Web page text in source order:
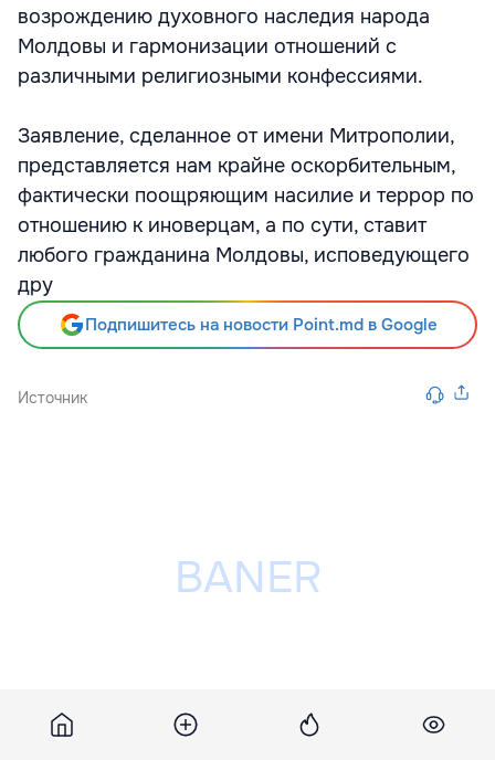
возрождению духовного наследия народа
Молдовы и гармонизации отношений с
различными религиозными конфессиями.
Заявление, сделанное от имени Митрополии,
представляется нам крайне оскорбительным,
фактически поощряющим насилие и террор по
отношению к иноверцам, а по сути, ставит
любого гражданина Молдовы, исповедующего
дру
Подпишитесь на новости Point.md в Google
Источник
Разместить рекламу на сайте